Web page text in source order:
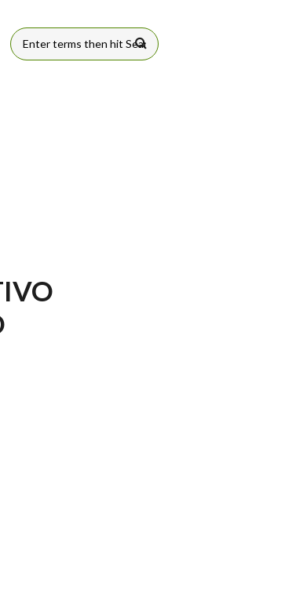
FORMULÁRIO